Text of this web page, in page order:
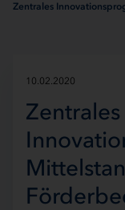
Zentrales
10.02.2020
Zentrales